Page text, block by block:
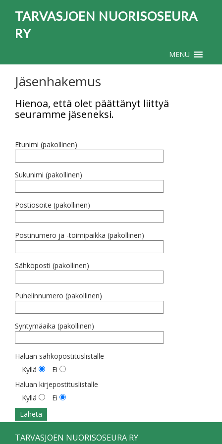
TARVASJOEN NUORISOSEURA
RY
MENU
Jäsenhakemus
Hienoa, että olet päättänyt liittyä
seuramme jäseneksi.
Etunimi (pakollinen)
Sukunimi (pakollinen)
Postiosoite (pakollinen)
Postinumero ja -toimipaikka (pakollinen)
Sähköposti (pakollinen)
Puhelinnumero (pakollinen)
Syntymäaika (pakollinen)
Haluan sähköpostituslistalle
Kyllä
Ei
Haluan kirjepostituslistalle
Kyllä
Ei
TARVASJOEN NUORISOSEURA RY